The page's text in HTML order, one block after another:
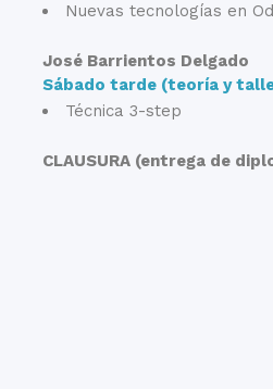
Nuevas tecnologías en
José Barrientos Delgado
Sábado tarde (teoría y
Técnica 3-step
CLAUSURA (entrega de